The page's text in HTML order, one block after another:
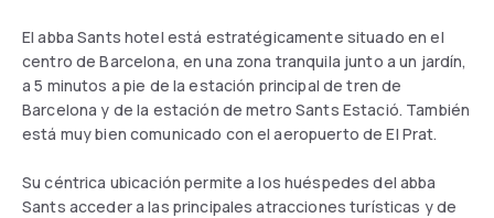
El abba Sants hotel está estratégicamente situado en el
centro de Barcelona, en una zona tranquila junto a un jardín,
a 5 minutos a pie de la estación principal de tren de
Barcelona y de la estación de metro Sants Estació. También
está muy bien comunicado con el aeropuerto de El Prat.
Su céntrica ubicación permite a los huéspedes del abba
Sants acceder a las principales atracciones turísticas y de